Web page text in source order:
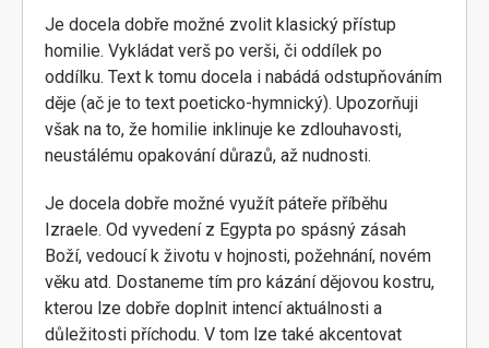
Je docela dobře možné zvolit klasický přístup
homilie. Vykládat verš po verši, či oddílek po
oddílku. Text k tomu docela i nabádá odstupňováním
děje (ač je to text poeticko-hymnický). Upozorňuji
však na to, že homilie inklinuje ke zdlouhavosti,
neustálému opakování důrazů, až nudnosti.
Je docela dobře možné využít páteře příběhu
Izraele. Od vyvedení z Egypta po spásný zásah
Boží, vedoucí k životu v hojnosti, požehnání, novém
věku atd. Dostaneme tím pro kázání dějovou kostru,
kterou lze dobře doplnit intencí aktuálnosti a
důležitosti příchodu. V tom lze také akcentovat